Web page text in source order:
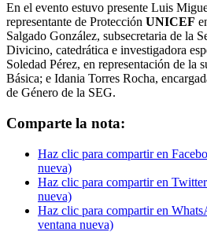
En el evento estuvo presente Luis
representante de Protección UNICEF
Salgado González, subsecretaria de la
Divicino, catedrática e investigadora
Soledad Pérez, en representación de la
Básica; e Idania Torres Rocha,
de Género de la SEG.
Comparte la nota:
Haz clic para compartir en
nueva)
Haz clic para compartir en
nueva)
Haz clic para compartir en
ventana nueva)